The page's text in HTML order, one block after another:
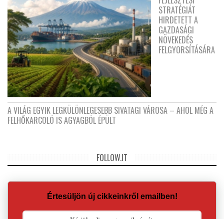
STRATÉGIÁT
HIRDETETT A
GAZDASÁGI
NÖVEKEDÉS
FELGYORSÍTÁSÁRA
A VILÁG EGYIK LEGKÜLÖNLEGESEBB SIVATAGI VÁROSA – AHOL MÉG A
FELHŐKARCOLÓ IS AGYAGBÓL ÉPÜLT
FOLLOW.IT
Értesüljön új cikkeinkről emailben!